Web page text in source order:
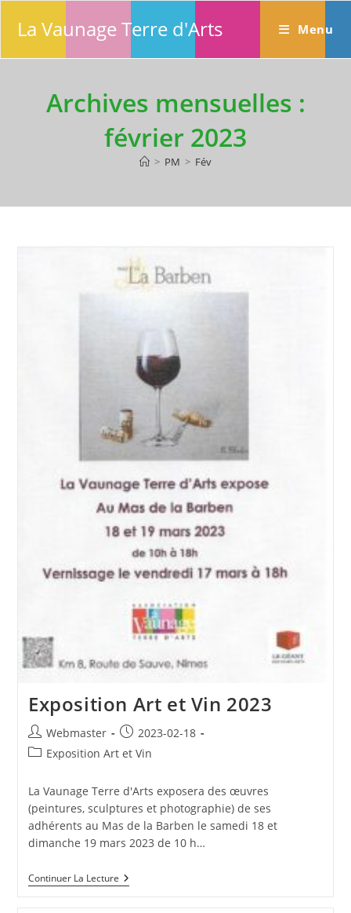
La Vaunage Terre d'Arts Menu
Archives mensuelles :
février 2023
> PM > Fév
Exposition Art et Vin 2023
Auteur/autrice
de
Webmaster
Publication
publiée :
2023-02-18
PostExposition Art et Vin
La Vaunage Terre d'Arts exposera des œuvres
(peintures, sculptures et photographie) de ses
adhérents au Mas de la Barben le samedi 18 et
dimanche 19 mars 2023 de 10 h…
Continuer La LectureExposition
Art